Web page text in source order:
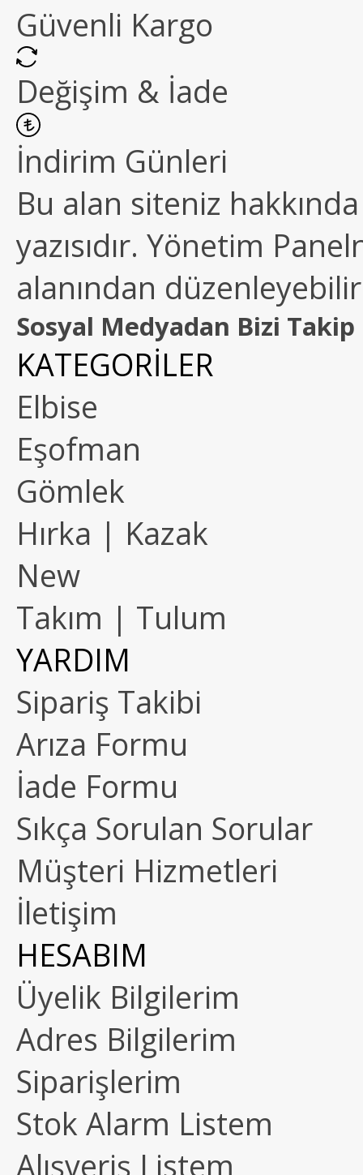
Güvenli Kargo
Değişim & İade
İndirim Günleri
Bu alan siteniz
yazısıdır. Yönetim
alanından
Sosyal Medyadan Bizi Takip
KATEGORİLER
Elbise
Eşofman
Gömlek
Hırka | Kazak
New
Takım | Tulum
YARDIM
Sipariş Takibi
Arıza Formu
İade Formu
Sıkça Sorulan Sorular
Müşteri Hizmetleri
İletişim
HESABIM
Üyelik Bilgilerim
Adres Bilgilerim
Siparişlerim
Stok Alarm Listem
Alışveriş Listem